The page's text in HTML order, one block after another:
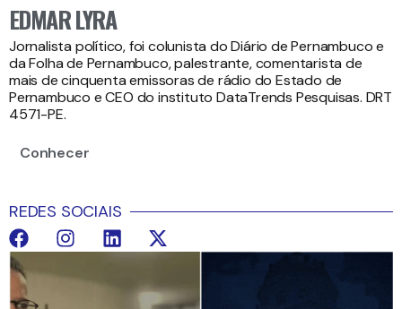
EDMAR LYRA
Jornalista político, foi colunista do Diário de Pernambuco e
da Folha de Pernambuco, palestrante, comentarista de
mais de cinquenta emissoras de rádio do Estado de
Pernambuco e CEO do instituto DataTrends Pesquisas. DRT
4571-PE.
Conhecer
REDES SOCIAIS